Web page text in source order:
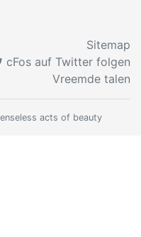
Sitemap
cFos auf Twitter folgen
Vreemde talen
acts of beauty